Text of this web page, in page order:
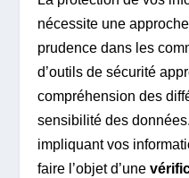
nécessite une
prudence dans les
d’outils de sécurité
compréhension des
sensibilité des
impliquant vos
faire l’objet d’une